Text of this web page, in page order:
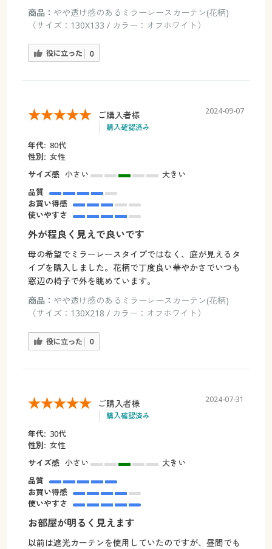
商品： やや透け感のあるミラーレースカーテン(花柄)
（サイズ：130X133 / カラー：オフホワイト）
役に立った 0
ご購入者様
購入確認済み
2024-09-07
年代: 80代
性別: 女性
サイズ感 小さい
大きい
品質
お買い得感
使いやすさ
外が程良く見えで良いです
母の希望でミラーレースタイプではなく、庭が見えるタ
イプを購入しました。花柄で丁度良い華やかさでいつも
窓辺の椅子で外を眺めています。
商品： やや透け感のあるミラーレースカーテン(花柄)
（サイズ：130X218 / カラー：オフホワイト）
役に立った 0
ご購入者様
購入確認済み
2024-07-31
年代: 30代
性別: 女性
サイズ感 小さい
大きい
品質
お買い得感
使いやすさ
お部屋が明るく見えます
以前は遮光カーテンを使用していたのですが、昼間でも